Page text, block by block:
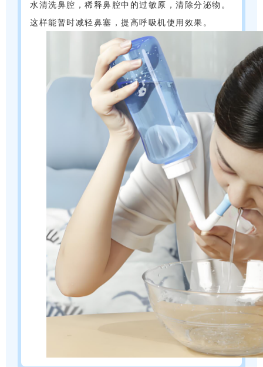
水清洗鼻腔，稀释鼻腔中的过敏原，清除分泌物。
这样能暂时减轻鼻塞，提高呼吸机使用效果。